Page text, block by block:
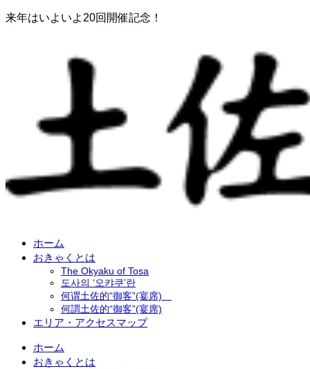
来年はいよいよ20回開催記念！
ホーム
おきゃくとは
The Okyaku of Tosa
도사의 ‘오캬쿠’란
何谓土佐的“御客”(宴席)
何謂土佐的“御客”(宴席)
エリア・アクセスマップ
ホーム
おきゃくとは